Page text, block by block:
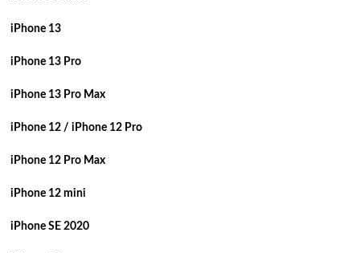
iPhone 13
iPhone 13 Pro
iPhone 13 Pro Max
iPhone 12 / iPhone 12 Pro
iPhone 12 Pro Max
iPhone 12 mini
iPhone SE 2020